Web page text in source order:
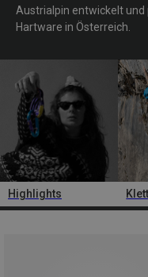
Austrialpin entwickelt
Hartware in Österreich.
Highlights